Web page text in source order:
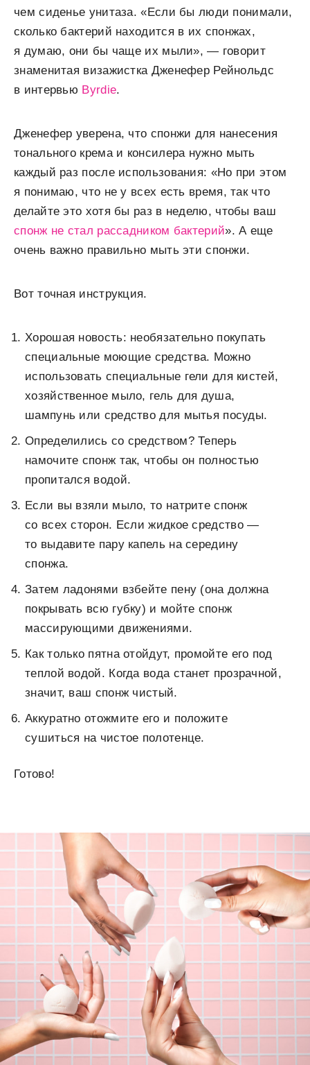
чем сиденье унитаза. «Если бы люди понимали,
сколько бактерий находится в их спонжах,
я думаю, они бы чаще их мыли», — говорит
знаменитая визажистка Дженефер Рейнольдс
в интервью Byrdie.
Дженефер уверена, что спонжи для нанесения
тонального крема и консилера нужно мыть
каждый раз после использования: «Но при этом
я понимаю, что не у всех есть время, так что
делайте это хотя бы раз в неделю, чтобы ваш
спонж не стал рассадником бактерий». А еще
очень важно правильно мыть эти спонжи.
Вот точная инструкция.
Хорошая новость: необязательно покупать
специальные моющие средства. Можно
использовать специальные гели для кистей,
хозяйственное мыло, гель для душа,
шампунь или средство для мытья посуды.
Определились со средством? Теперь
намочите спонж так, чтобы он полностью
пропитался водой.
Если вы взяли мыло, то натрите спонж
со всех сторон. Если жидкое средство —
то выдавите пару капель на середину
спонжа.
Затем ладонями взбейте пену (она должна
покрывать всю губку) и мойте спонж
массирующими движениями.
Как только пятна отойдут, промойте его под
теплой водой. Когда вода станет прозрачной,
значит, ваш спонж чистый.
Аккуратно отожмите его и положите
сушиться на чистое полотенце.
Готово!